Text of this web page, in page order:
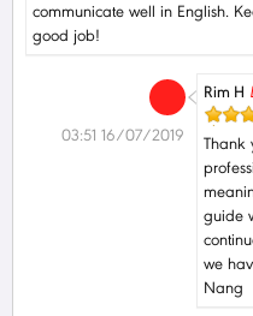
communicate well in English.
good job!
Rim H
Thank
guide
we
Nang
03:51 16/07/2019